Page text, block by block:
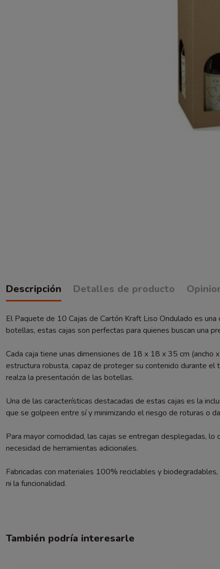
Descripción Detalles de producto
El Paquete de 10 Cajas de Cartón Kraft Liso Ondulado es
botellas, estas cajas son perfectas para quienes buscan una
Cada caja tiene unas dimensiones de 18 x 18 x 35 cm
estructura robusta, capaz de proteger su contenido durante
realza la presentación de las botellas.
Una de las características destacadas de estas cajas es la
que se golpeen entre sí y minimizando el riesgo de roturas o
Para mayor comodidad, las cajas se entregan desplegadas,
necesidad de herramientas adicionales.
Fabricadas con materiales 100% reciclables y
ni la funcionalidad.
También podría interesarle